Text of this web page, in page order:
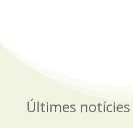
Últimes notícies